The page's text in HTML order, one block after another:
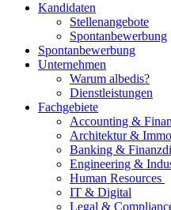
Kandidaten
Stellenangebote
Spontanbewerbung
Spontanbewerbung
Unternehmen
Warum albedis?
Dienstleistungen
Fachgebiete
Accounting &
Architektur &
Banking &
Engineering &
Human Resources
IT & Digital
Legal &